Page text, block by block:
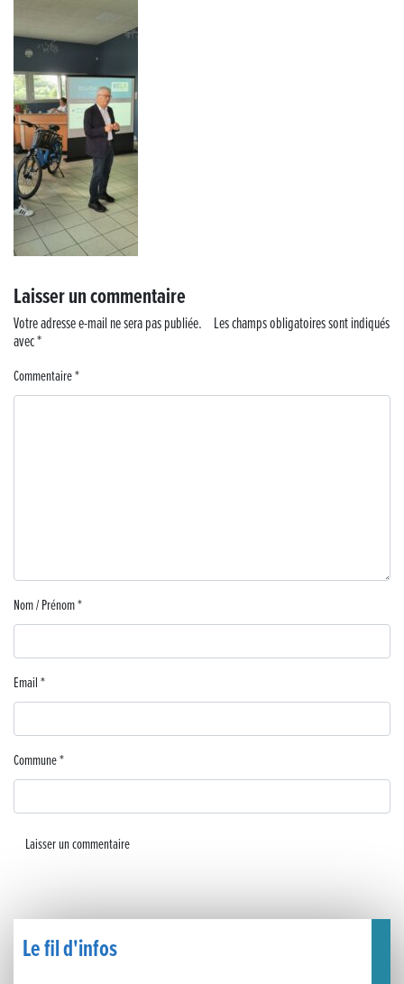
Les Saisons Baroques du Jura 2025
Journée nationale de la Résistance
Dernier coup de pédale pour la Cyclosportive
Cyclosportive de La Vache qui rit : édition 2025
Musique dans la rue !
Carton plein pour la Jog’in Music
Lutter contre la prolifération du moustique tigre sur le territoire d’ECLA
BOCA no BECO pour le lancement du Couleurs Jazz Festival !
Concours Hippique de Saut d’Obstacles
Le Carnavélo 2025 a illuminé Lons-le-Saunier !
La passerelle de la Guiche du Parc des Bains a été inaugurée
Le fil d'infos
Laisser un commentaire
Votre adresse e-mail ne sera pas publiée.
Les champs obligatoires sont indiqués
avec*
Commentaire*
Nom / Prénom*
Email*
Commune*